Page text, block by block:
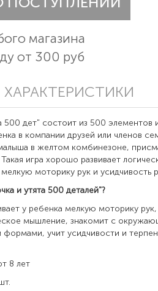
магазина
от 300 руб
ХАРАКТЕРИСТИКИ
500 дет" состоит из 500 элементов
в компании друзей или членов
в желтом комбинезоне,
игра хорошо развивает
моторику рук и усидчивость
и утята 500 деталей"?
у ребенка мелкую моторику рук,
мышление, знакомит с
учит усидчивости и
8 лет